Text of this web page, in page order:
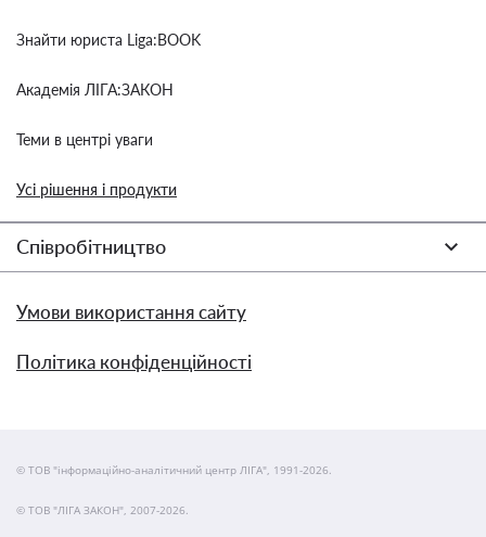
Знайти юриста Liga:BOOK
Академія ЛІГА:ЗАКОН
Теми в центрі уваги
Усі рішення і продукти
Співробітництво
Умови використання сайту
Політика конфіденційності
© ТОВ "інформаційно-аналітичний центр ЛІГА", 1991-2026.
© ТОВ "ЛІГА ЗАКОН", 2007-2026.